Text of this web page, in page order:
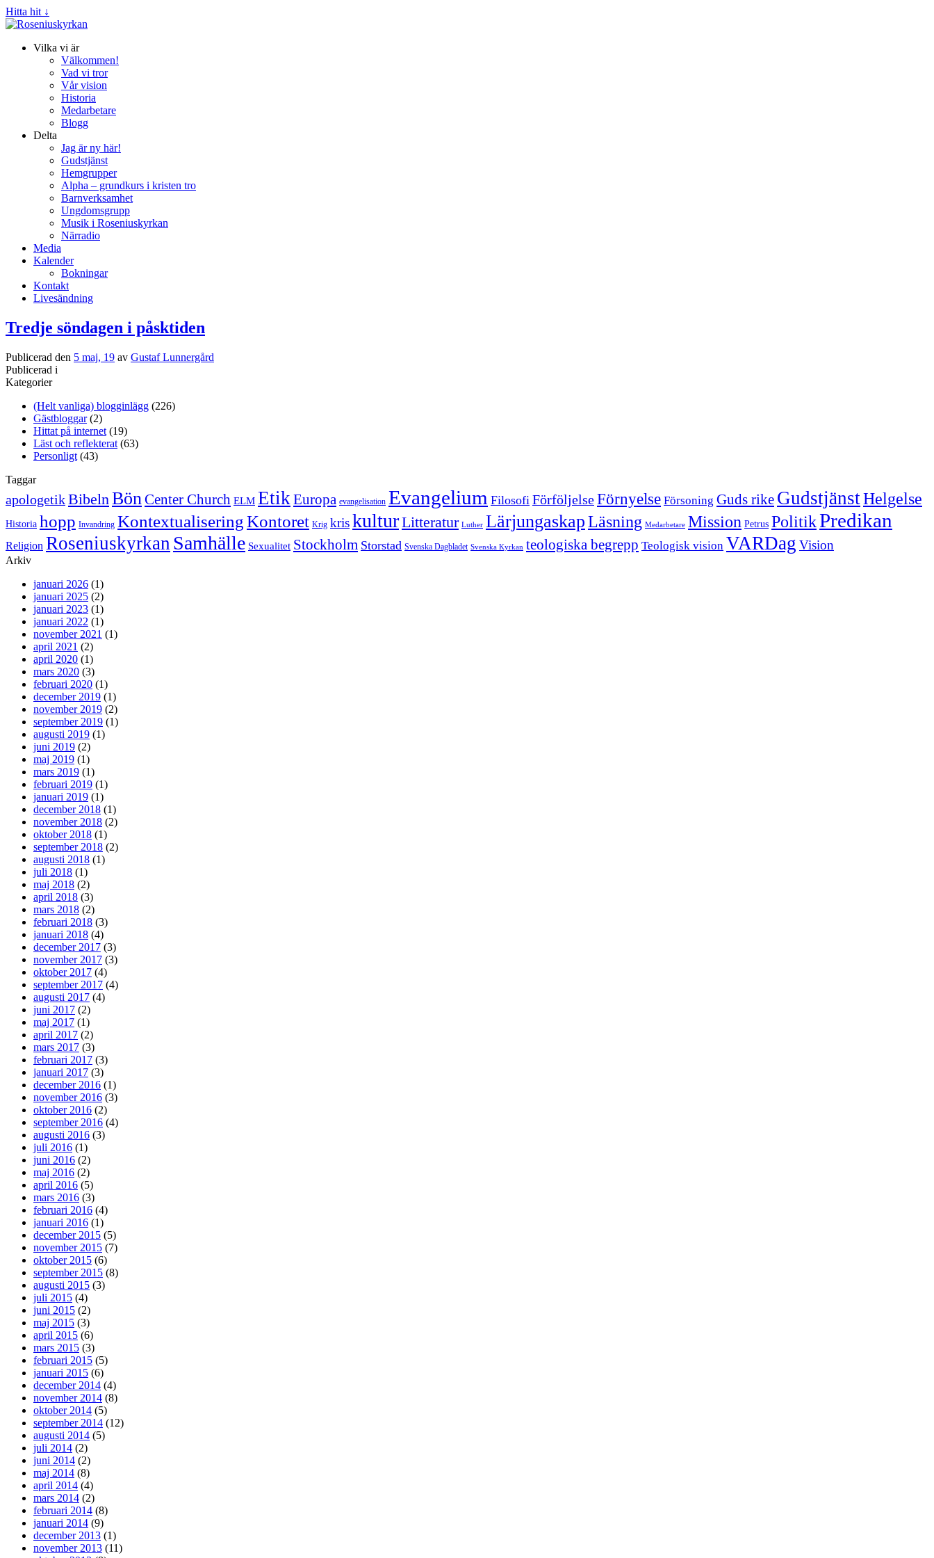
Hitta hit ↓
Vilka vi är
Välkommen!
Vad vi tror
Vår vision
Historia
Medarbetare
Blogg
Delta
Jag är ny här!
Gudstjänst
Hemgrupper
Alpha – grundkurs i kristen tro
Barnverksamhet
Ungdomsgrupp
Musik i Roseniuskyrkan
Närradio
Media
Kalender
Bokningar
Kontakt
Livesändning
Tredje söndagen i påsktiden
Publicerad den 5 maj, 19 av Gustaf Lunnergård
Publicerad i
Kategorier
(Helt vanliga) blogginlägg (226)
Gästbloggar(2)
Hittat på internet (19)
Läst och reflekterat (63)
Personligt (43)
Taggar
apologetikBibeln BönCenter Church ELM Etik Europa evangelisation Evangelium Filosofi FörföljelseFörnyelse Försoning Guds rike GudstjänstHelgelse
Historia hopp Invandring KontextualiseringKontoret Krig kriskulturLitteratur Luther LärjungaskapLäsning Medarbetare Mission Petrus PolitikPredikan
Religion Roseniuskyrkan Samhälle Sexualitet Stockholm Storstad Svenska Dagbladet Svenska Kyrkan teologiska begrepp Teologisk vision VARDag Vision
Arkiv
januari 2026 (1)
januari 2025 (2)
januari 2023 (1)
januari 2022 (1)
november 2021 (1)
april 2021 (2)
april 2020 (1)
mars 2020 (3)
februari 2020 (1)
december 2019 (1)
november 2019 (2)
september 2019 (1)
augusti 2019 (1)
juni 2019 (2)
maj 2019 (1)
mars 2019 (1)
februari 2019 (1)
januari 2019 (1)
december 2018 (1)
november 2018 (2)
oktober 2018 (1)
september 2018 (2)
augusti 2018 (1)
juli 2018 (1)
maj 2018 (2)
april 2018 (3)
mars 2018 (2)
februari 2018 (3)
januari 2018 (4)
december 2017 (3)
november 2017 (3)
oktober 2017 (4)
september 2017 (4)
augusti 2017 (4)
juni 2017 (2)
maj 2017 (1)
april 2017 (2)
mars 2017 (3)
februari 2017 (3)
januari 2017 (3)
december 2016 (1)
november 2016 (3)
oktober 2016 (2)
september 2016 (4)
augusti 2016 (3)
juli 2016 (1)
juni 2016 (2)
maj 2016 (2)
april 2016 (5)
mars 2016 (3)
februari 2016 (4)
januari 2016 (1)
december 2015 (5)
november 2015 (7)
oktober 2015 (6)
september 2015 (8)
augusti 2015 (3)
juli 2015 (4)
juni 2015 (2)
maj 2015 (3)
april 2015 (6)
mars 2015 (3)
februari 2015 (5)
januari 2015 (6)
december 2014 (4)
november 2014 (8)
oktober 2014 (5)
september 2014 (12)
augusti 2014 (5)
juli 2014 (2)
juni 2014 (2)
maj 2014 (8)
april 2014 (4)
mars 2014 (2)
februari 2014 (8)
januari 2014 (9)
december 2013 (1)
november 2013 (11)